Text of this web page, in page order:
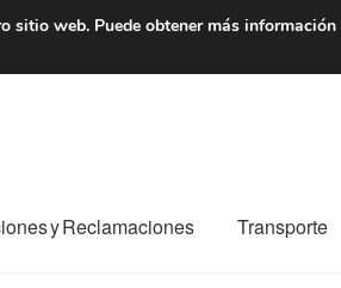
De
y Reclamaciones Transporte
sitio web. Puede obtener más